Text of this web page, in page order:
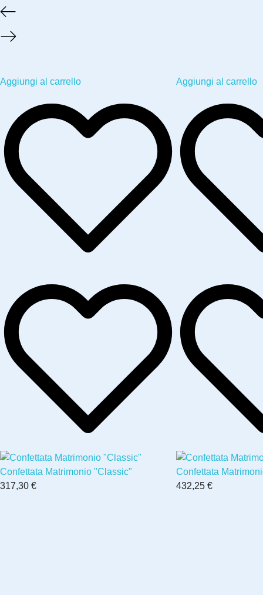
Aggiungi al carrello
Confettata Matrimonio "Classic"
317,30 €
Aggiungi al carrello
Confettata
432,25 €